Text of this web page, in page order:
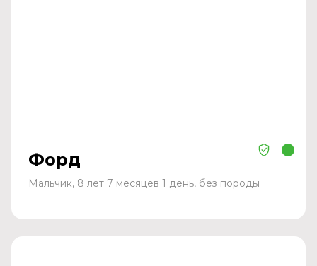
Форд
Мальчик, 8 лет 7 месяцев 1 день, без породы